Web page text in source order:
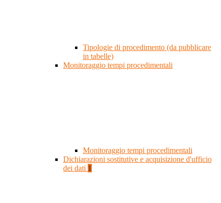
Tipologie di procedimento (da pubblicare
in tabelle)
Monitoraggio tempi procedimentali
Monitoraggio tempi procedimentali
Dichiarazioni sostitutive e acquisizione d'ufficio
dei dati 1